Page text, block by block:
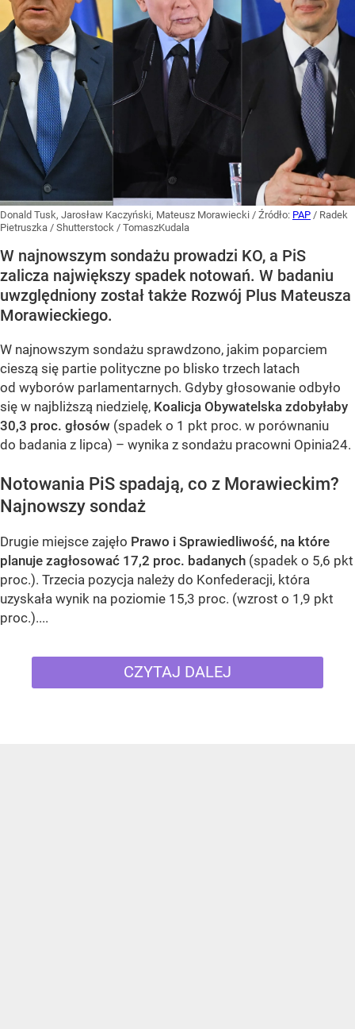
Donald Tusk, Jarosław Kaczyński, Mateusz Morawiecki / Źródło: PAP / Radek
Pietruszka / Shutterstock / TomaszKudala
W najnowszym sondażu prowadzi KO, a PiS
zalicza największy spadek notowań. W badaniu
uwzględniony został także Rozwój Plus Mateusza
Morawieckiego.
W najnowszym sondażu sprawdzono, jakim poparciem
cieszą się partie polityczne po blisko trzech latach
od wyborów parlamentarnych. Gdyby głosowanie odbyło
się w najbliższą niedzielę, Koalicja Obywatelska zdobyłaby
30,3 proc. głosów (spadek o 1 pkt proc. w porównaniu
do badania z lipca) – wynika z sondażu pracowni Opinia24.
Notowania PiS spadają, co z Morawieckim?
Najnowszy sondaż
Drugie miejsce zajęło Prawo i Sprawiedliwość, na które
planuje zagłosować 17,2 proc. badanych (spadek o 5,6 pkt
proc.). Trzecia pozycja należy do Konfederacji, która
uzyskała wynik na poziomie 15,3 proc. (wzrost o 1,9 pkt
proc.)....
CZYTAJ DALEJ